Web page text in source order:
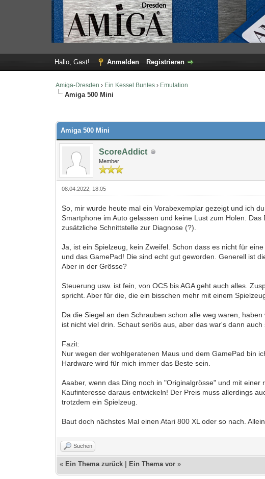
Hallo, Gast!
Anmelden Registrieren
Amiga-Dresden › Ein Kessel Buntes › Emulation
Amiga 500 Mini
Amiga 500 Mini
ScoreAddict
Member
08.04.2022, 18:05
So, mir wurde heute mal ein Vorabexemplar gezeigt und ich
Smartphone im Auto gelassen und keine Lust zum Holen.
zusätzliche Schnittstelle zur Diagnose (?).
Ja, ist ein Spielzeug, kein Zweifel. Schon dass es nicht für
und das GamePad! Die sind echt gut geworden. Generell ist
Aber in der Grösse?
Steuerung usw. ist fein, von OCS bis AGA geht auch alles.
spricht. Aber für die, die ein bisschen mehr mit einem
Da die Siegel an den Schrauben schon alle weg waren,
ist nicht viel drin. Schaut seriös aus, aber das war's dann auch
Fazit:
Nur wegen der wohlgeratenen Maus und dem GamePad bin
Hardware wird für mich immer das Beste sein.
Aaaber, wenn das Ding noch in "Originalgrösse" und mit
Kaufinteresse daraus entwickeln! Der Preis muss allerdings
trotzdem ein Spielzeug.
Baut doch nächstes Mal einen Atari 800 XL oder so nach.
Suchen
« Ein Thema zurück Ein Thema vor »